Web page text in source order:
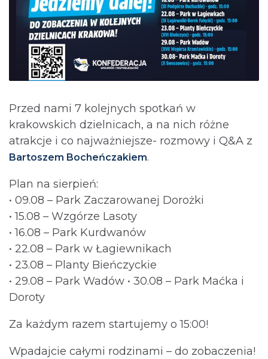
Przed nami 7 kolejnych spotkań w
krakowskich dzielnicach, a na nich różne
atrakcje i co najważniejsze- rozmowy i Q&A z
Bartoszem Bocheńczakiem.
Plan na sierpień:
• 09.08 – Park Zaczarowanej Dorożki
• 15.08 – Wzgórze Lasoty
• 16.08 – Park Kurdwanów
• 22.08 – Park w Łagiewnikach
• 23.08 – Planty Bieńczyckie
• 29.08 – Park Wadów • 30.08 – Park Maćka i
Doroty
Za każdym razem startujemy o 15:00!
Wpadajcie całymi rodzinami – do zobaczenia!